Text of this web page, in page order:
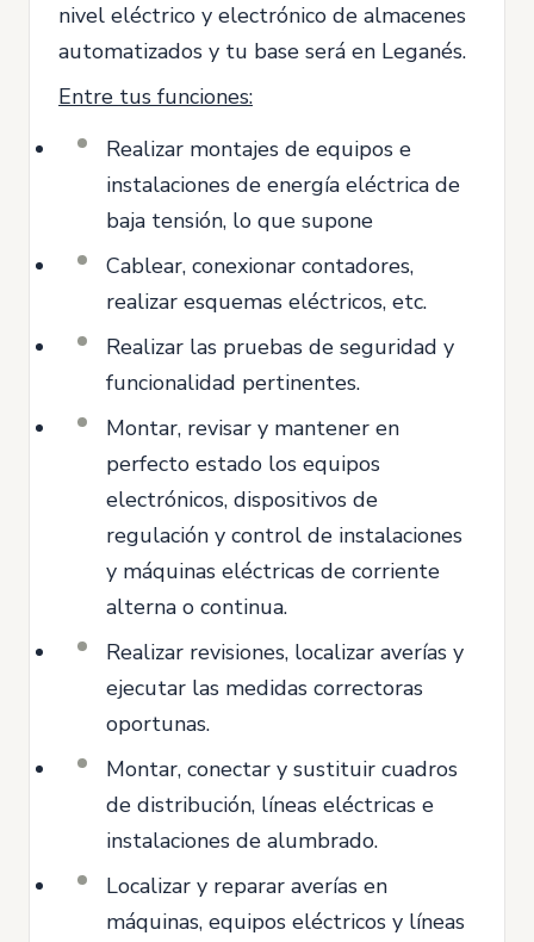
nivel eléctrico y electrónico de almacenes
automatizados y tu base será en Leganés.
Entre tus funciones:
Realizar montajes de equipos e
instalaciones de energía eléctrica de
baja tensión, lo que supone
Cablear, conexionar contadores,
realizar esquemas eléctricos, etc.
Realizar las pruebas de seguridad y
funcionalidad pertinentes.
Montar, revisar y mantener en
perfecto estado los equipos
electrónicos, dispositivos de
regulación y control de instalaciones
y máquinas eléctricas de corriente
alterna o continua.
Realizar revisiones, localizar averías y
ejecutar las medidas correctoras
oportunas.
Montar, conectar y sustituir cuadros
de distribución, líneas eléctricas e
instalaciones de alumbrado.
Localizar y reparar averías en
máquinas, equipos eléctricos y líneas